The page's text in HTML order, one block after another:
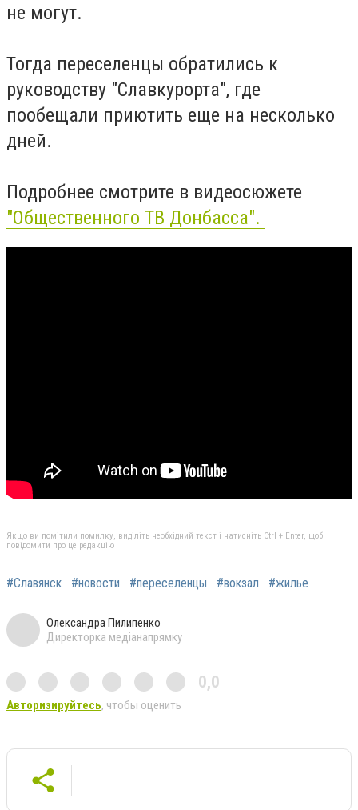
не могут.
Тогда переселенцы обратились к
руководству "Славкурорта", где
пообещали приютить еще на несколько
дней.
Подробнее смотрите в видеосюжете
"Общественного ТВ Донбасса".
Якщо ви помітили помилку, виділіть необхідний текст і натисніть Ctrl + Enter, щоб
повідомити про це редакцію
#Славянск #новости #переселенцы #вокзал #жилье
Олександра Пилипенко
Директорка медіанапрямку
0,0
Авторизируйтесь, чтобы оценить